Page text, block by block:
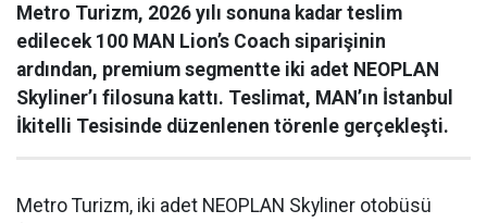
Metro Turizm, 2026 yılı sonuna kadar teslim
edilecek 100 MAN Lion’s Coach siparişinin
ardından, premium segmentte iki adet NEOPLAN
Skyliner’ı filosuna kattı. Teslimat, MAN’ın İstanbul
İkitelli Tesisinde düzenlenen törenle gerçekleşti.
Metro Turizm, iki adet NEOPLAN Skyliner otobüsü